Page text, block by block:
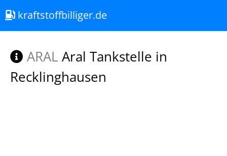
kraftstoffbilliger.de
ARAL Aral Tankstelle in
Recklinghausen